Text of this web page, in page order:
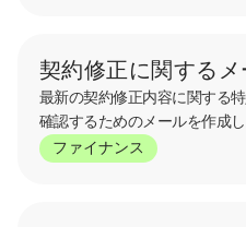
契約修正に関する
最新の契約修正内容に関する
確認するためのメールを作成し
ファイナンス